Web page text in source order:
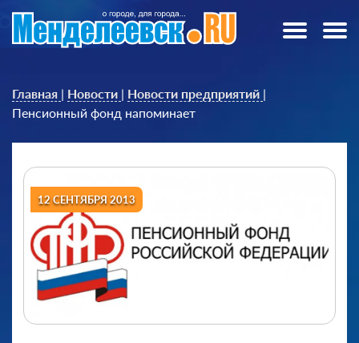
Главная | Новости | Новости предприятий |
Пенсионный фонд напоминает
12 СЕНТЯБРЯ 2013